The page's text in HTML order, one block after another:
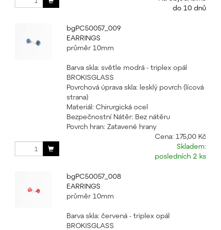
do 10 dnů
bgPC50057_009
EARRINGS
průměr 10mm
Barva skla: světle modrá - triplex opál
BROKISGLASS
Povrchová úprava skla: lesklý povrch (lícová
strana)
Materiál: Chirurgická ocel
Bezpečnostní Nátěr: Bez nátěru
Povrch hran: Zatavené hrany
Cena: 175,00 Kč
Skladem:
posledních 2 ks
bgPC50057_008
EARRINGS
průměr 10mm
Barva skla: červená - triplex opál
BROKISGLASS